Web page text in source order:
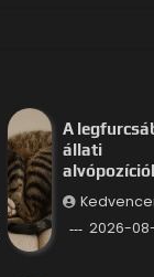
A
állati
2026-